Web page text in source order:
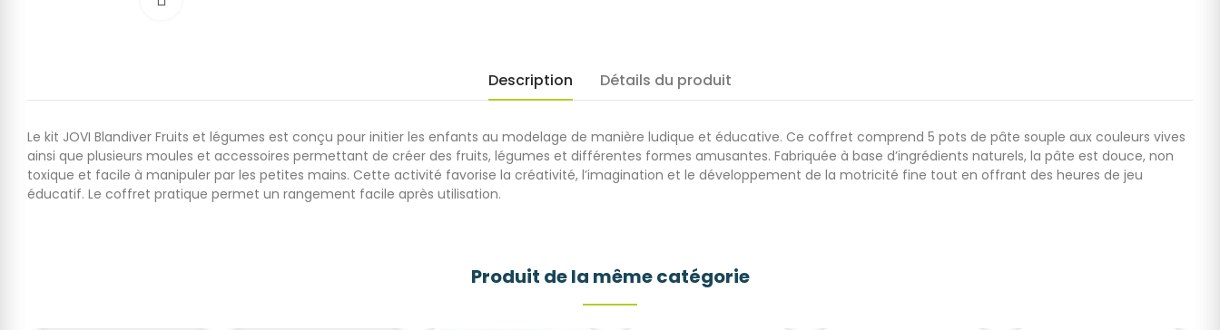
Description Détails du produit
Le kit JOVI Blandiver Fruits et légumes est conçu pour initier les enfants au modelage de manière ludique et éducative. Ce coffret comprend 5 pots de pâte souple aux couleurs vives
ainsi que plusieurs moules et accessoires permettant de créer des fruits, légumes et différentes formes amusantes. Fabriquée à base d’ingrédients naturels, la pâte est douce, non
toxique et facile à manipuler par les petites mains. Cette activité favorise la créativité, l’imagination et le développement de la motricité fine tout en offrant des heures de jeu
éducatif. Le coffret pratique permet un rangement facile après utilisation.
Produit de la même catégorie